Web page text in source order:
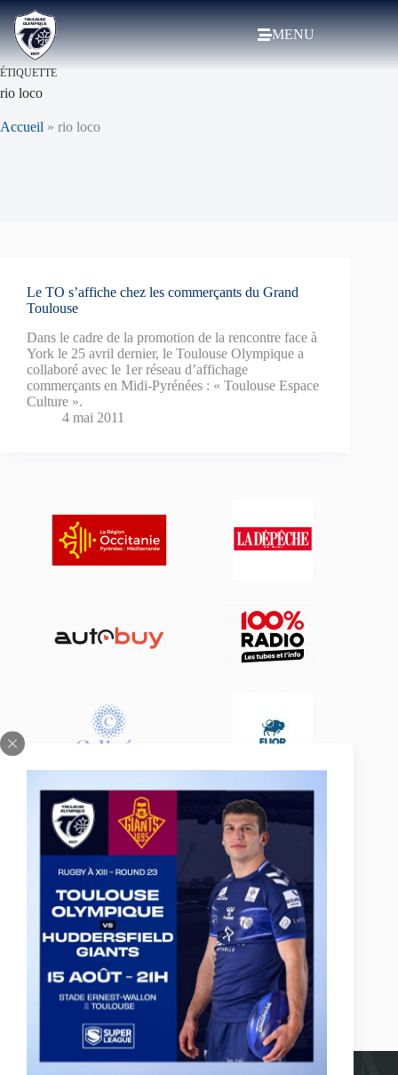
MENU
ÉTIQUETTE
rio loco
Accueil » rio loco
Le TO s’affiche chez les commerçants du Grand
Toulouse
Dans le cadre de la promotion de la rencontre face à
York le 25 avril dernier, le Toulouse Olympique a
collaboré avec le 1er réseau d’affichage
commerçants en Midi-Pyrénées : « Toulouse Espace
Culture ».
4 mai 2011